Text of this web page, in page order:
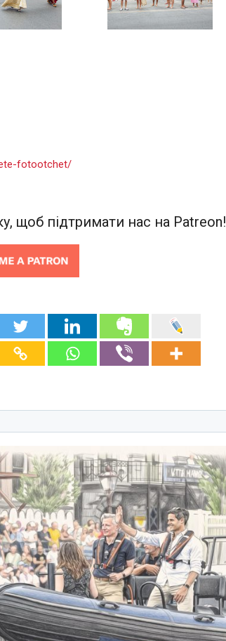
fotootchet/
щоб підтримати нас на Patreon!